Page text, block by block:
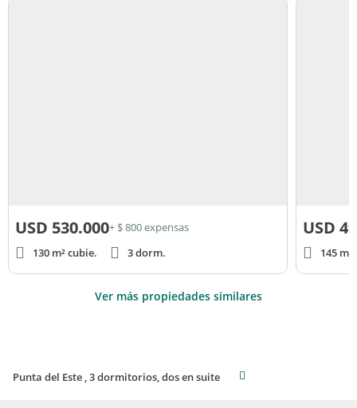
USD 530.000+ $ 800 expensas
130 m² cubie.
3 dorm.
USD
145
Ver más propiedades similares
Punta del Este , 3 dormitorios, dos en suite